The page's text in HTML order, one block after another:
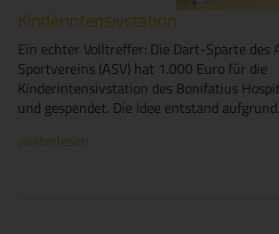
Kinderintensivstation
Ein echter Volltreffer: Die Dart-Sparte des
Sportvereins (ASV) hat 1.000 Euro für die
Kinderintensivstation des Bonifatius
und gespendet. Die Idee entstand
weiterlesen